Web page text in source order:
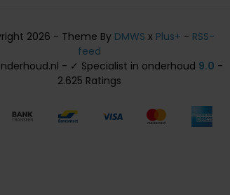
2026 - Theme By DMWS x Plus+ - RSS-
feed
- ✓ Specialist in onderhoud 9.0 -
2.625 Ratings